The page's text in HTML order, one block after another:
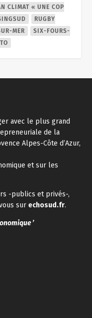
CLIMAT « UNE COP
RUGBY
MER
SIX-FOURS-
avec le plus grand
de la
Alpes-Côte d’Azur,
et sur les
-publics et privés-,
surechosud.fr.
’